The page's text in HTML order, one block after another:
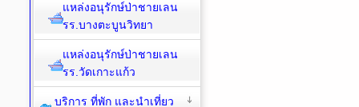
แหล่งอนุรักษ์ป่าชายเลน
รร.บางตะบูนวิทยา
แหล่งอนุรักษ์ป่าชายเลน
รร.วัดเกาะแก้ว
บริการ ที่พัก และนำเที่ยว